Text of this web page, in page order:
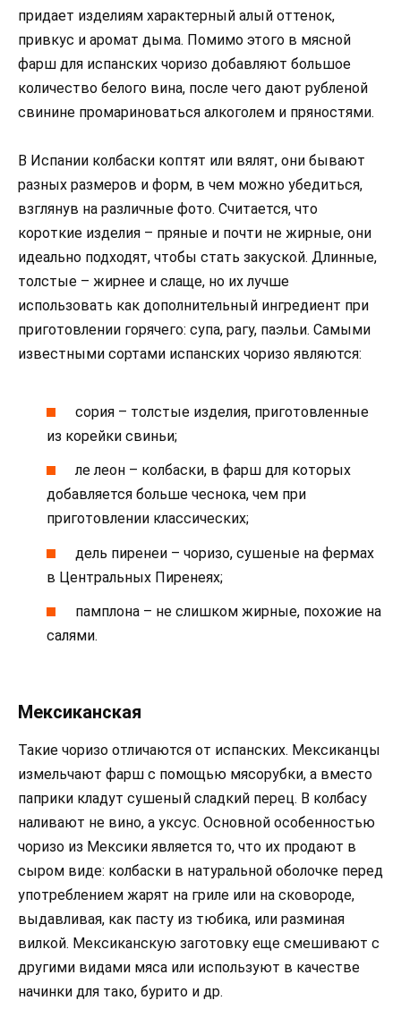
придает изделиям характерный алый оттенок,
привкус и аромат дыма. Помимо этого в мясной
фарш для испанских чоризо добавляют большое
количество белого вина, после чего дают рубленой
свинине промариноваться алкоголем и пряностями.
В Испании колбаски коптят или вялят, они бывают
разных размеров и форм, в чем можно убедиться,
взглянув на различные фото. Считается, что
короткие изделия – пряные и почти не жирные, они
идеально подходят, чтобы стать закуской. Длинные,
толстые – жирнее и слаще, но их лучше
использовать как дополнительный ингредиент при
приготовлении горячего: супа, рагу, паэльи. Самыми
известными сортами испанских чоризо являются:
сория – толстые изделия, приготовленные
из корейки свиньи;
ле леон – колбаски, в фарш для которых
добавляется больше чеснока, чем при
приготовлении классических;
дель пиренеи – чоризо, сушеные на фермах
в Центральных Пиренеях;
памплона – не слишком жирные, похожие на
салями.
Мексиканская
Такие чоризо отличаются от испанских. Мексиканцы
измельчают фарш с помощью мясорубки, а вместо
паприки кладут сушеный сладкий перец. В колбасу
наливают не вино, а уксус. Основной особенностью
чоризо из Мексики является то, что их продают в
сыром виде: колбаски в натуральной оболочке перед
употреблением жарят на гриле или на сковороде,
выдавливая, как пасту из тюбика, или разминая
вилкой. Мексиканскую заготовку еще смешивают с
другими видами мяса или используют в качестве
начинки для тако, бурито и др.